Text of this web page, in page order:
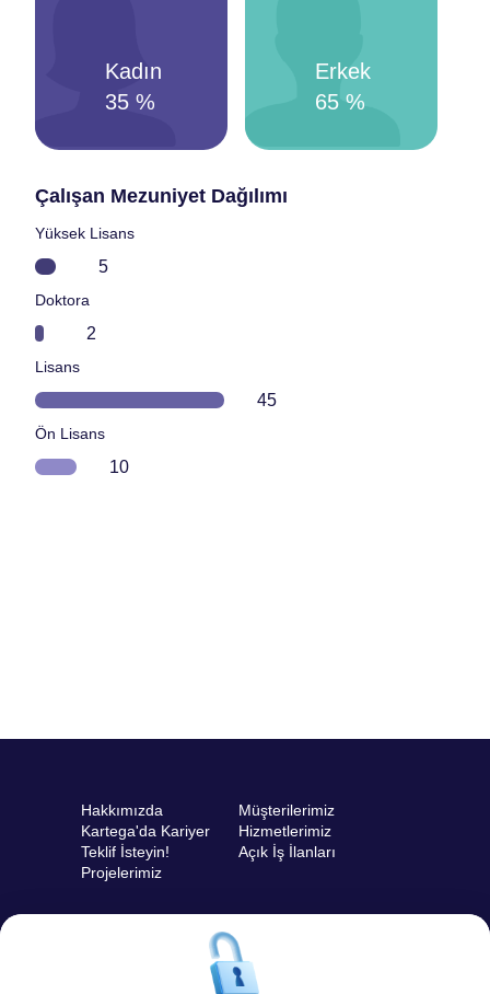
Kadın
35 %
Erkek
65 %
Çalışan Mezuniyet Dağılımı
Yüksek Lisans
Doktora
Lisans
Ön Lisans
Hakkımızda
Müşterilerimiz
Kartega'da Kariyer
Hizmetlerimiz
Teklif İsteyin!
Açık İş İlanları
Projelerimiz